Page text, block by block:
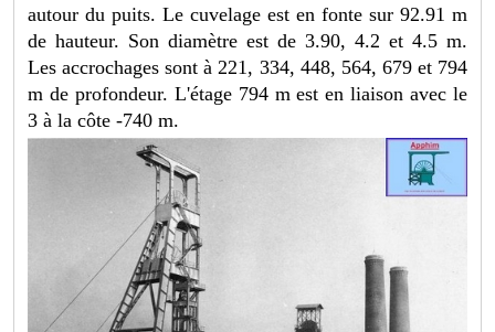
autour du puits. Le cuvelage est en fonte sur 92.91 m
de hauteur. Son diamètre est de 3.90, 4.2 et 4.5 m.
Les accrochages sont à 221, 334, 448, 564, 679 et 794
m de profondeur. L'étage 794 m est en liaison avec le
3 à la côte -740 m.